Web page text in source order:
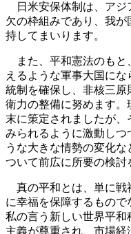
日米安保体制は、アジ
欠の枠組みであり、我
持してまいります。
また、平和憲法のもと
えるような軍事大国に
統制を確保し、非核三
衛力の整備に努めます
末に策定されましたが
みられるように激動しつ
うな大きな情勢の変化
ついて前広に所要の検討
真の平和とは、単に戦
に幸福を保障するもので
私の言う新しい世界平
主義が尊重され、市場